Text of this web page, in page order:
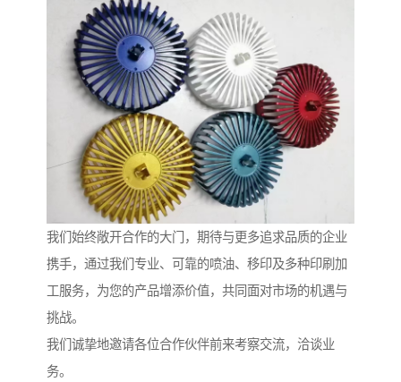
我们始终敞开合作的大门，期待与更多追求品质的企业
携手，通过我们专业、可靠的喷油、移印及多种印刷加
工服务，为您的产品增添价值，共同面对市场的机遇与
挑战。
我们诚挚地邀请各位合作伙伴前来考察交流，洽谈业
务。